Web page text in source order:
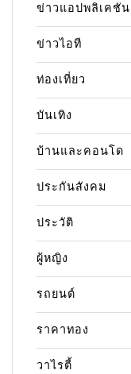
ข่าวแอปพลิเคชัน
ข่าวไอที
ท่องเที่ยว
บันเทิง
บ้านและคอนโด
ประกันสังคม
ประวัติ
ผู้หญิง
รถยนต์
ราคาทอง
วาไรตี้